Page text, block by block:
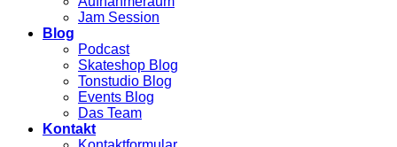
Jam Session
Blog
Podcast
Skateshop Blog
Tonstudio Blog
Events Blog
Das Team
Kontakt